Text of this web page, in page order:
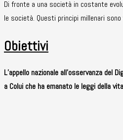
Di fronte a una società in costante
le società. Questi principi millenari
Obiettivi
L’appello nazionale all’osservanza
a Colui che ha emanato le leggi della